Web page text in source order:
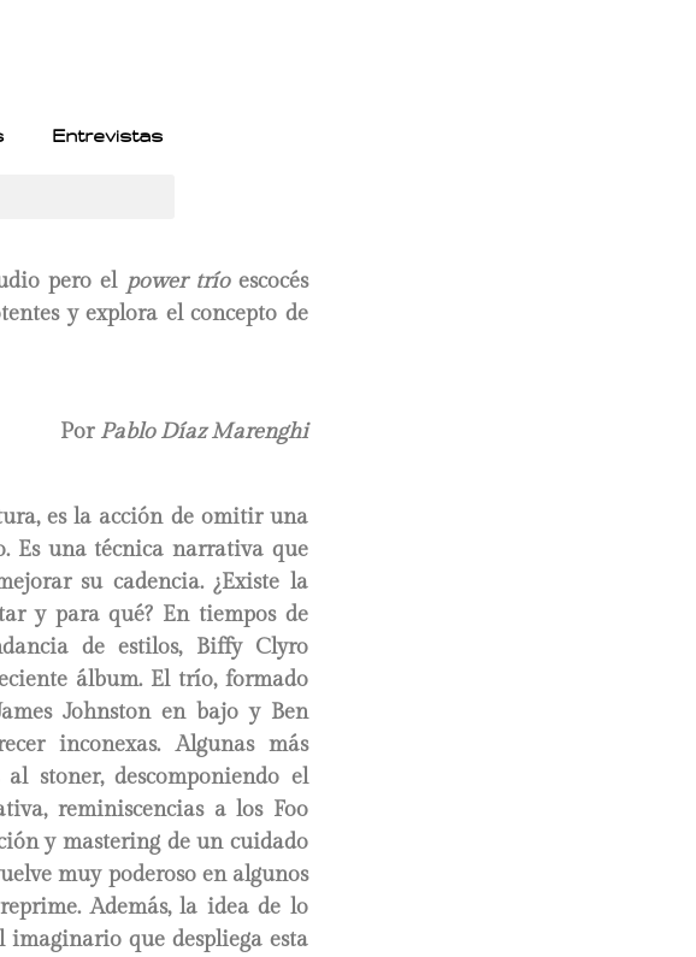
Entrevistas
pero el power tríoescocés
y explora el concepto de
Por Pablo Díaz Marenghi
es la acción de omitir una
Es una técnica narrativa que
su cadencia. ¿Existe la
y para qué? En tiempos de
de estilos, Biffy Clyro
álbum. El trío, formado
Johnston en bajo y Ben
inconexas. Algunas más
stoner, descomponiendo el
reminiscencias a los Foo
y mastering de un cuidado
muy poderoso en algunos
Además, la idea de lo
imaginario que despliega esta